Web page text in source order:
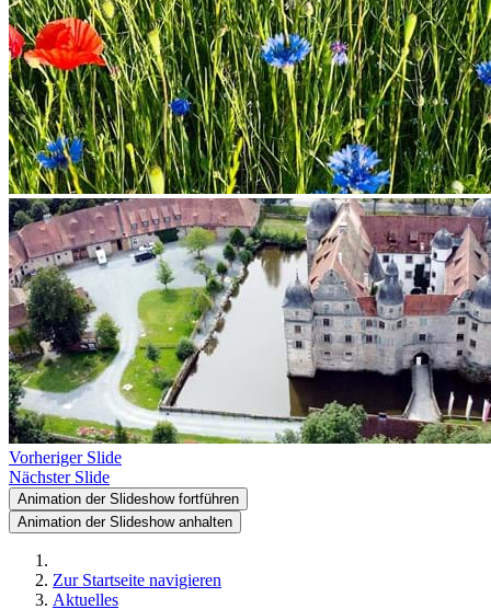
Vorheriger Slide
Nächster Slide
Animation der Slideshow fortführen
Animation der Slideshow anhalten
Zur Startseite navigieren
Aktuelles